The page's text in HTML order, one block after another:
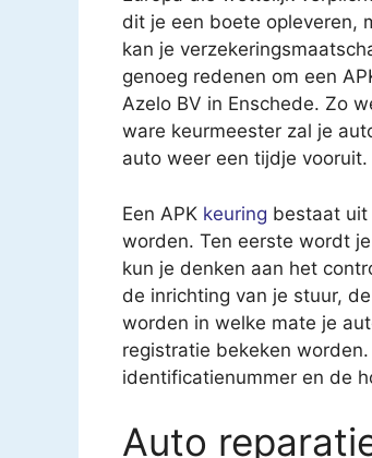
dit je een boete opleveren,
kan je
genoeg redenen om een
Azelo BV in Enschede. Zo
ware keurmeester zal je
auto weer een tijdje vooruit.
Een APK keuring bestaat uit
worden. Ten eerste wordt
kun je denken aan het
de inrichting van je stuur,
worden in welke mate je
registratie bekeken
identificatienummer en de
Auto